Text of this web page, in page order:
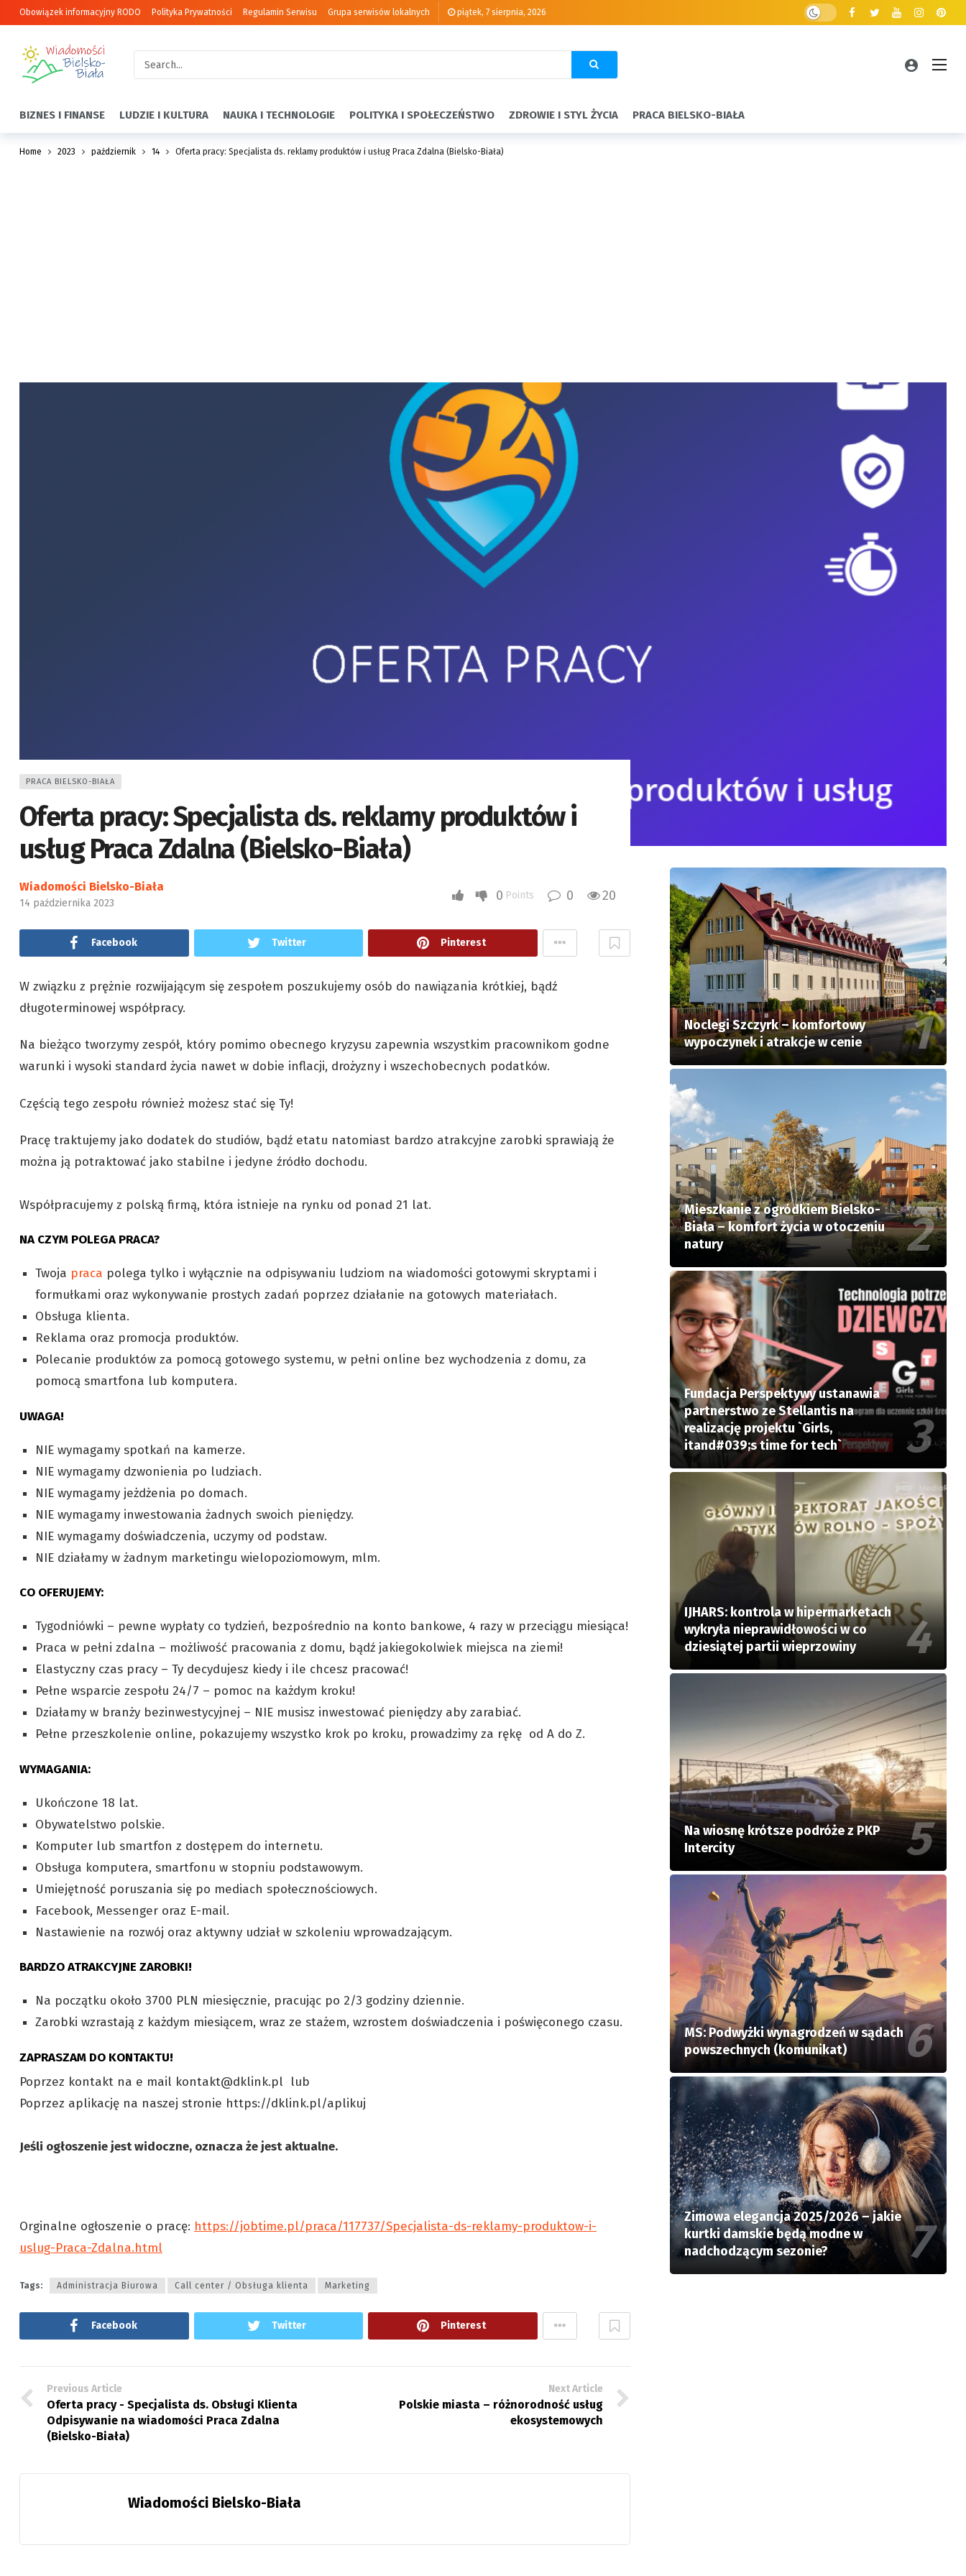
Obowiązek informacyjny RODO Polityka Prywatności Regulamin Serwisu Grupa serwisów lokalnych piątek, 7 sierpnia, 2026
BIZNES I FINANSE LUDZIE I KULTURA NAUKA I TECHNOLOGIE POLITYKA I SPOŁECZEŃSTWO ZDROWIE I STYL ŻYCIA PRACA BIELSKO-BIAŁA
Home 2023 październik 14 Oferta pracy: Specjalista ds. reklamy produktów i usług Praca Zdalna (Bielsko-Biała)
PRACA BIELSKO-BIAŁA
Oferta pracy: Specjalista ds. reklamy produktów i
usług Praca Zdalna (Bielsko-Biała)
Wiadomości Bielsko-Biała
14 października 2023 0 Points 0 20
Facebook Twitter Pinterest
W związku z prężnie rozwijającym się zespołem poszukujemy osób do nawiązania krótkiej, bądź
długoterminowej współpracy.
Na bieżąco tworzymy zespół, który pomimo obecnego kryzysu zapewnia wszystkim pracownikom godne
warunki i wysoki standard życia nawet w dobie inflacji, drożyzny i wszechobecnych podatków.
Częścią tego zespołu również możesz stać się Ty!
Pracę traktujemy jako dodatek do studiów, bądź etatu natomiast bardzo atrakcyjne zarobki sprawiają że
można ją potraktować jako stabilne i jedyne źródło dochodu.
Współpracujemy z polską firmą, która istnieje na rynku od ponad 21 lat.
NA CZYM POLEGA PRACA?
Twoja praca polega tylko i wyłącznie na odpisywaniu ludziom na wiadomości gotowymi skryptami i
formułkami oraz wykonywanie prostych zadań poprzez działanie na gotowych materiałach.
Obsługa klienta.
Reklama oraz promocja produktów.
Polecanie produktów za pomocą gotowego systemu, w pełni online bez wychodzenia z domu, za
pomocą smartfona lub komputera.
UWAGA!
NIE wymagamy spotkań na kamerze.
NIE wymagamy dzwonienia po ludziach.
NIE wymagamy jeżdżenia po domach.
NIE wymagamy inwestowania żadnych swoich pieniędzy.
NIE wymagamy doświadczenia, uczymy od podstaw.
NIE działamy w żadnym marketingu wielopoziomowym, mlm.
CO OFERUJEMY:
Tygodniówki – pewne wypłaty co tydzień, bezpośrednio na konto bankowe, 4 razy w przeciągu miesiąca!
Praca w pełni zdalna – możliwość pracowania z domu, bądź jakiegokolwiek miejsca na ziemi!
Elastyczny czas pracy – Ty decydujesz kiedy i ile chcesz pracować!
Pełne wsparcie zespołu 24/7 – pomoc na każdym kroku!
Działamy w branży bezinwestycyjnej – NIE musisz inwestować pieniędzy aby zarabiać.
Pełne przeszkolenie online, pokazujemy wszystko krok po kroku, prowadzimy za rękę od A do Z.
WYMAGANIA:
Ukończone 18 lat.
Obywatelstwo polskie.
Komputer lub smartfon z dostępem do internetu.
Obsługa komputera, smartfonu w stopniu podstawowym.
Umiejętność poruszania się po mediach społecznościowych.
Facebook, Messenger oraz E-mail.
Nastawienie na rozwój oraz aktywny udział w szkoleniu wprowadzającym.
BARDZO ATRAKCYJNE ZAROBKI!
Na początku około 3700 PLN miesięcznie, pracując po 2/3 godziny dziennie.
Zarobki wzrastają z każdym miesiącem, wraz ze stażem, wzrostem doświadczenia i poświęconego czasu.
ZAPRASZAM DO KONTAKTU!
Poprzez kontakt na e mail kontakt@dklink.pl lub
Poprzez aplikację na naszej stronie https://dklink.pl/aplikuj
Jeśli ogłoszenie jest widoczne, oznacza że jest aktualne.
Orginalne ogłoszenie o pracę: https://jobtime.pl/praca/117737/Specjalista-ds-reklamy-produktow-i-
uslug-Praca-Zdalna.html
Tags: Administracja Biurowa Call center / Obsługa klienta Marketing
Facebook Twitter Pinterest
Previous Article
Oferta pracy - Specjalista ds. Obsługi Klienta
Odpisywanie na wiadomości Praca Zdalna
(Bielsko-Biała)
Next Article
Polskie miasta – różnorodność usług
ekosystemowych
Wiadomości Bielsko-Biała
Noclegi Szczyrk – komfortowy
wypoczynek i atrakcje w cenie
Mieszkanie z ogródkiem Bielsko-
Biała – komfort życia w otoczeniu
natury
Fundacja Perspektywy ustanawia
partnerstwo ze Stellantis na
realizację projektu `Girls,
itand#039;s time for tech`
IJHARS: kontrola w hipermarketach
wykryła nieprawidłowości w co
dziesiątej partii wieprzowiny
Na wiosnę krótsze podróże z PKP
Intercity
MS: Podwyżki wynagrodzeń w sądach
powszechnych (komunikat)
Zimowa elegancja 2025/2026 – jakie
kurtki damskie będą modne w
nadchodzącym sezonie?